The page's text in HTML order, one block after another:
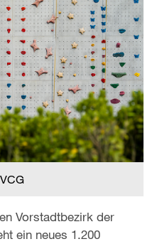
Vorstadtbezirk der
ein neues 1.200